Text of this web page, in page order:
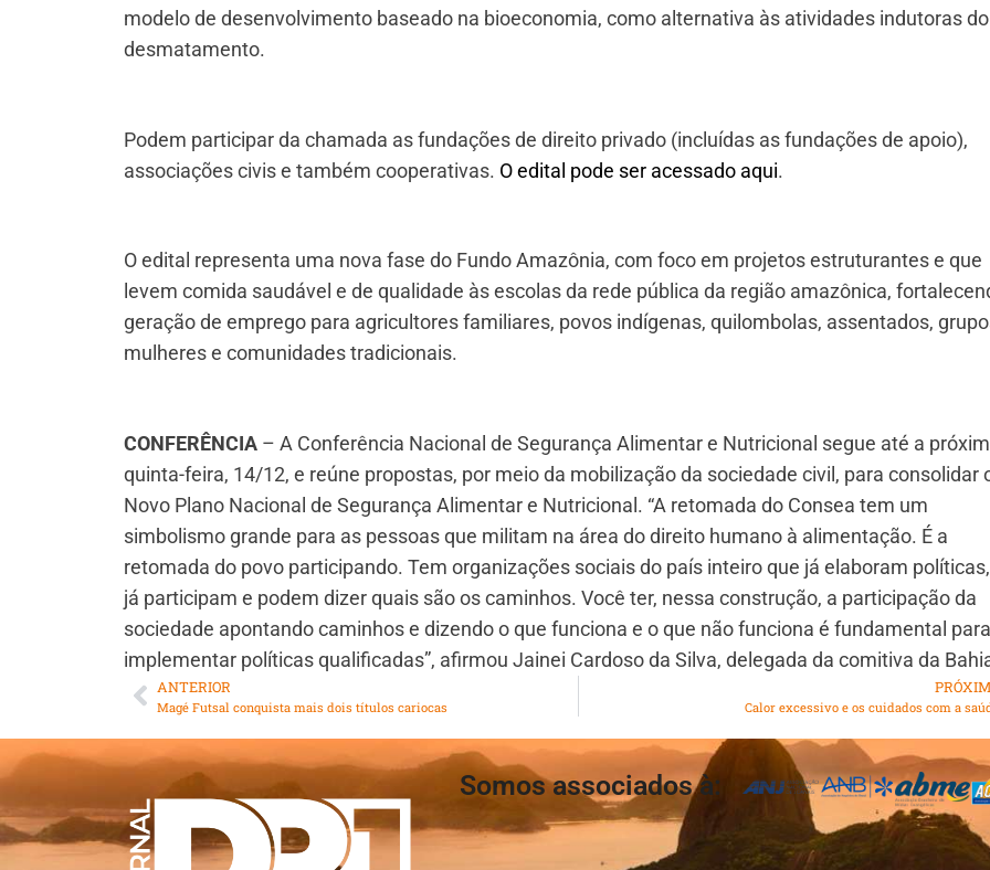
modelo de desenvolvimento baseado na bioeconomia, como alternativa às atividades indutoras do
desmatamento.
Podem participar da chamada as fundações de direito privado (incluídas as fundações de apoio),
associações civis e também cooperativas. O edital pode ser acessado aqui.
O edital representa uma nova fase do Fundo Amazônia, com foco em projetos estruturantes e que
levem comida saudável e de qualidade às escolas da rede pública da região amazônica,
geração de emprego para agricultores familiares, povos indígenas, quilombolas, assentados,
mulheres e comunidades tradicionais.
CONFERÊNCIA – A Conferência Nacional de Segurança Alimentar e Nutricional segue até a
quinta-feira, 14/12, e reúne propostas, por meio da mobilização da sociedade civil, para consolidar
Novo Plano Nacional de Segurança Alimentar e Nutricional. “A retomada do Consea tem um
simbolismo grande para as pessoas que militam na área do direito humano à alimentação. É a
retomada do povo participando. Tem organizações sociais do país inteiro que já elaboram
já participam e podem dizer quais são os caminhos. Você ter, nessa construção, a participação da
sociedade apontando caminhos e dizendo o que funciona e o que não funciona é fundamental
implementar políticas qualificadas”, afirmou Jainei Cardoso da Silva, delegada da comitiva da
ANTERIOR
Magé Futsal conquista mais dois títulos cariocas Calor excessivo e os cuidados com a
Somos associados à: